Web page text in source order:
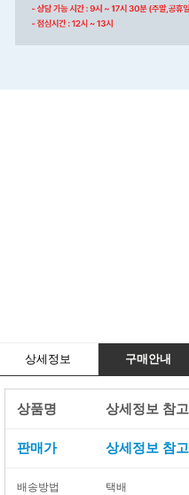
상세정보 구매안내
상품명 상세정보 참고
판매가 상세정보 참고
배송방법 택배